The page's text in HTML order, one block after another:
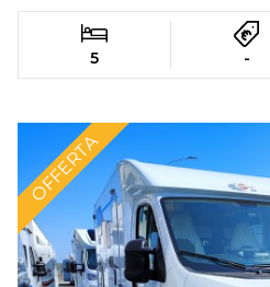
5 -
OFFERTA